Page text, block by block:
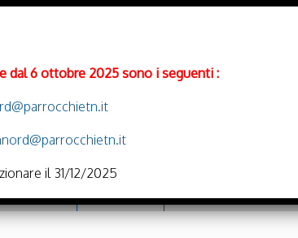
dal 6 ottobre 2025 sono i seguenti :
il 31/12/2025